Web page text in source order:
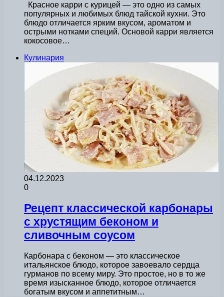
Красное карри с курицей — это одно из самых
популярных и любимых блюд тайской кухни. Это
блюдо отличается ярким вкусом, ароматом и
острыми нотками специй. Основой карри является
кокосовое…
Кулинария
04.12.2023
0
Рецепт классической карбонары
с хрустящим беконом и
сливочным соусом
Карбонара с беконом — это классическое
итальянское блюдо, которое завоевало сердца
гурманов по всему миру. Это простое, но в то же
время изысканное блюдо, которое отличается
богатым вкусом и аппетитным…